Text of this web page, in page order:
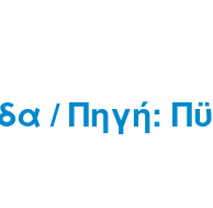
/ Πηγή: